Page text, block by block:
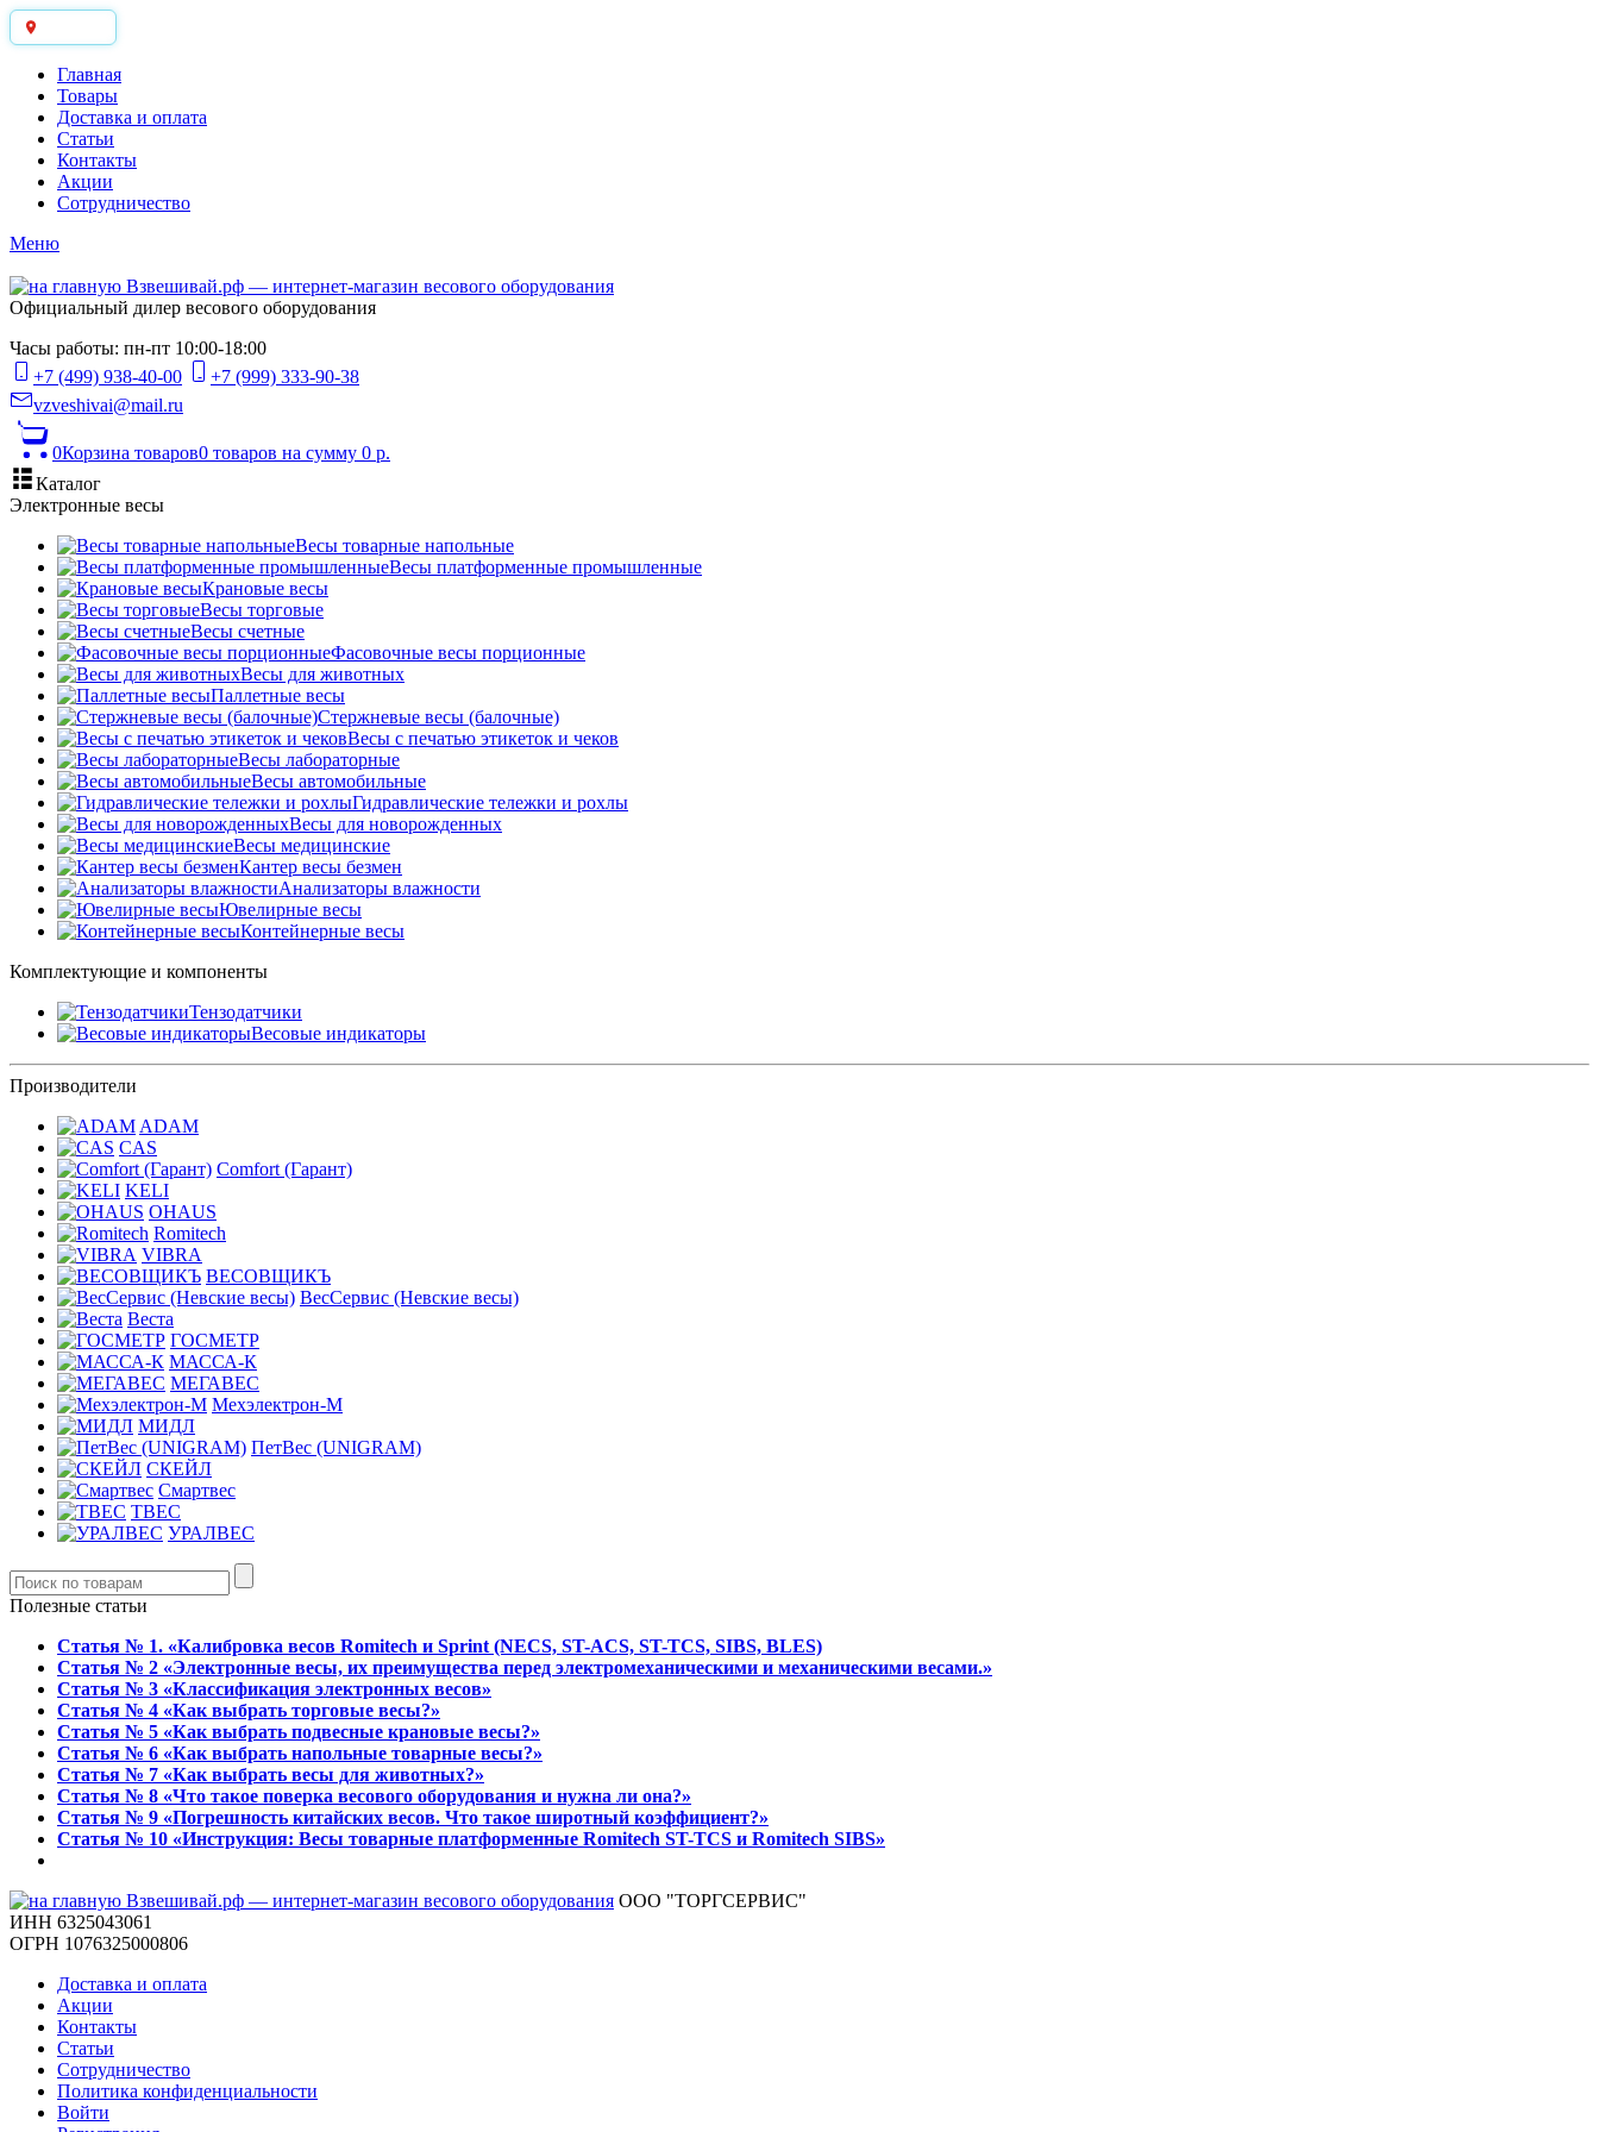
Главная
Товары
Доставка и оплата
Статьи
Контакты
Акции
Сотрудничество
Меню
Официальный дилер весового оборудования
Часы работы: пн-пт 10:00-18:00
+7 (499) 938-40-00
+7 (999) 333-90-38
vzveshivai@mail.ru
0Корзина товаров0 товаров на сумму 0 р.
Каталог
Электронные весы
Весы товарные напольные
Весы платформенные промышленные
Крановые весы
Весы торговые
Весы счетные
Фасовочные весы порционные
Весы для животных
Паллетные весы
Стержневые весы (балочные)
Весы c печатью этикеток и чеков
Весы лабораторные
Весы автомобильные
Гидравлические тележки и рохлы
Весы для новорожденных
Весы медицинские
Кантер весы безмен
Анализаторы влажности
Ювелирные весы
Контейнерные весы
Комплектующие и компоненты
Тензодатчики
Весовые индикаторы
Производители
ADAM
CAS
Comfort (Гарант)
KELI
OHAUS
Romitech
VIBRA
ВЕСОВЩИКЪ
ВесСервис (Невские весы)
Веста
ГОСМЕТР
МАССА-К
МЕГАВЕС
Мехэлектрон-М
МИДЛ
ПетВес (UNIGRAM)
СКЕЙЛ
Смартвес
ТВЕС
УРАЛВЕС
Полезные статьи
Статья № 1. «Калибровка весов Romitech и Sprint (NECS, ST-ACS, ST-TCS, SIBS, BLES)
Статья № 2 «Электронные весы, их преимущества перед электромеханическими и механическими весами.»
Статья № 3 «Классификация электронных весов»
Статья № 4 «Как выбрать торговые весы?»
Статья № 5 «Как выбрать подвесные крановые весы?»
Статья № 6 «Как выбрать напольные товарные весы?»
Статья № 7 «Как выбрать весы для животных?»
Статья № 8 «Что такое поверка весового оборудования и нужна ли она?»
Статья № 9 «Погрешность китайских весов. Что такое широтный коэффициент?»
Статья № 10 «Инструкция: Весы товарные платформенные Romitech ST-TCS и Romitech SIBS»
ООО "ТОРГСЕРВИС"
ИНН 6325043061
ОГРН 1076325000806
Доставка и оплата
Акции
Контакты
Статьи
Сотрудничество
Политика конфиденциальности
Войти